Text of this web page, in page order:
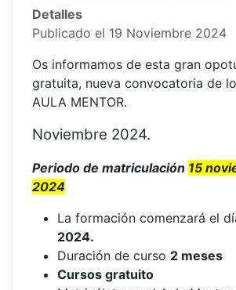
Detalles
Publicado el 19 Noviembre 2024
Os informamos de esta gran
gratuita, nueva convocatoria de
AULA MENTOR.
Noviembre 2024.
Periodo de matriculación 15
2024
La formación comenzará el
2024.
Duración de curso 2 meses
Cursos gratuito